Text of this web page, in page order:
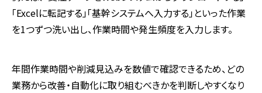
「Excelに転記する」「基幹システムへ入力する」といった作業
を1つずつ洗い出し、作業時間や発生頻度を入力します。
年間作業時間や削減見込みを数値で確認できるため、どの
業務から改善・自動化に取り組むべきかを判断しやすくなり